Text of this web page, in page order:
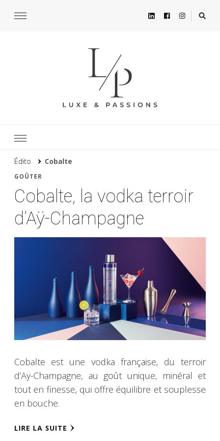
Édito Cobalte
GOÛTER
Cobalte, la vodka terroir
d’Aÿ-Champagne
Cobalte est une vodka française, du terroir
d’Aÿ-Champagne, au goût unique, minéral et
tout en finesse, qui offre équilibre et souplesse
en bouche.
LIRE LA SUITE